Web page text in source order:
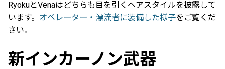
RyokuとVenaはどちらも目を引くヘアスタイルを披露して
います。 オペレーター・漂流者に装備した様子をご覧くだ
さい。
新インカーノン武器